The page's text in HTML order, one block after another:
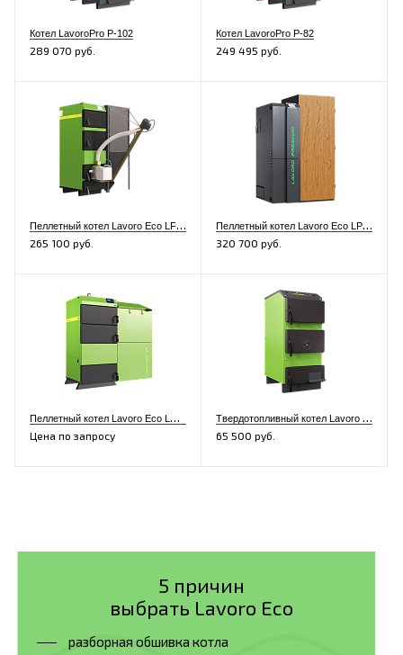
Котел LavoroPro Р-102
289 070 руб.
Котел LavoroPro Р-82
249 495 руб.
П
еллетный котел Lavoro Eco LF-16
265 100 руб.
П
еллетный котел Lavoro Eco LP-37 Premium
320 700 руб.
П
еллетный котел Lavoro Eco LR-16
Цена по запросу
Т
вердотопливный котел Lavoro Eco M-10
65 500 руб.
5 причин
выбрать Lavoro Eco
разборная обшивка котла